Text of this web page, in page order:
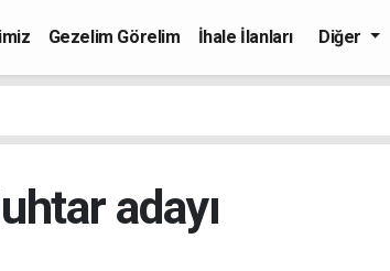
Gezelim Görelim
İhale İlanları
Diğer
adayı